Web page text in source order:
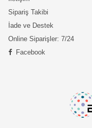
Sipariş Takibi
İade ve Destek
Online Siparişler: 7/24
Facebook